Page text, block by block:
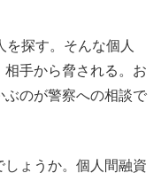
探す。そんな個人
手から脅される。お
のが警察への相談で
ょうか。個人間融資